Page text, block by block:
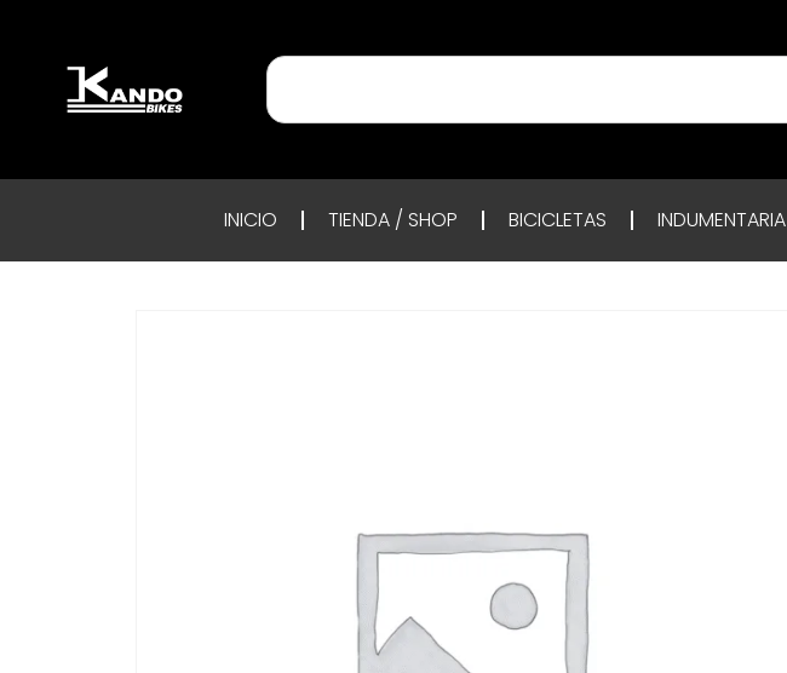
INICIO TIENDA / SHOP BICICLETAS INDUMENTARIA